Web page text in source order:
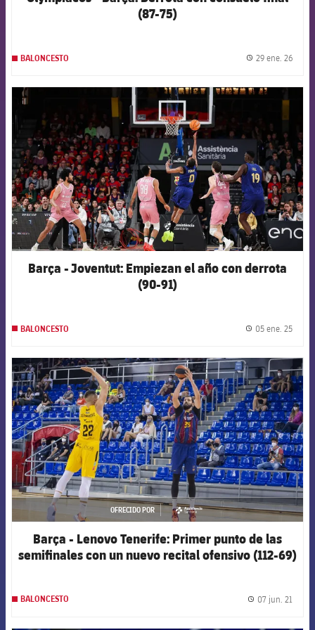
(87-75)
BALONCESTO 29 ene. 26
FCB Barcelona badge
Barça - Joventut: Empiezan el año con derrota
(90-91)
BALONCESTO 05 ene. 25
FCB Barcelona badge
OFRECIDO POR
asistencia
Barça - Lenovo Tenerife: Primer punto de las
semifinales con un nuevo recital ofensivo (112-69)
BALONCESTO 07 jun. 21